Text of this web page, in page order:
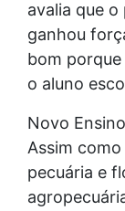
avalia que
ganhou
bom
o aluno
Novo
Assim
pecuária e